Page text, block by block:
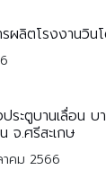
ผลิตโรงงานวิน
ระตูบานเลื่อน บ
จ.ศรีสะเกษ
คม 2566